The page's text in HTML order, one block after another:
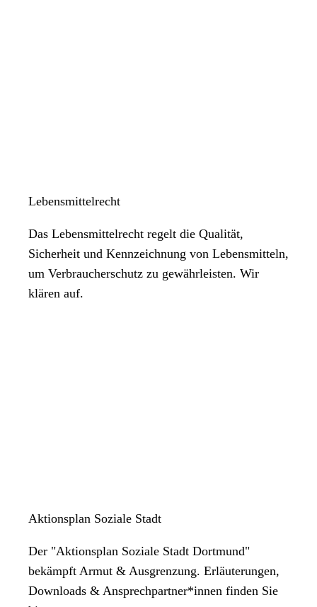
Lebensmittelrecht
Das Lebensmittelrecht regelt die Qualität,
Sicherheit und Kennzeichnung von Lebensmitteln,
um Verbraucherschutz zu gewährleisten. Wir
klären auf.
Aktionsplan Soziale Stadt
Der "Aktionsplan Soziale Stadt Dortmund"
bekämpft Armut & Ausgrenzung. Erläuterungen,
Downloads & Ansprechpartner*innen finden Sie